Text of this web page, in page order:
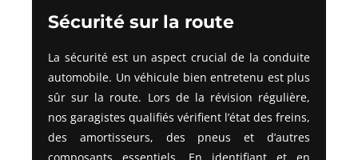
Sécurité sur la route
La sécurité est un aspect crucial de la conduite
automobile. Un véhicule bien entretenu est plus
sûr sur la route. Lors de la révision régulière,
nos garagistes qualifiés vérifient l’état des freins,
des amortisseurs, des pneus et d’autres